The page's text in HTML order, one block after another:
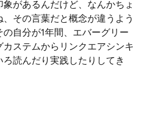
があるんだけど、なんかちょ
その言葉だと概念が違うよう
自分が1年間、エバーグリー
ステムからリンクエアシンキ
読んだり実践したりしてき